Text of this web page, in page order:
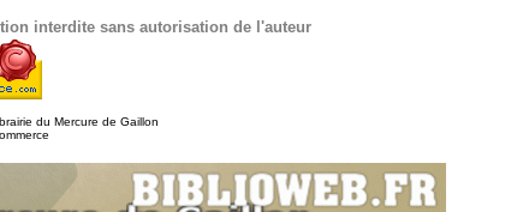
interdite sans autorisation de l'auteur
du Mercure de Gaillon